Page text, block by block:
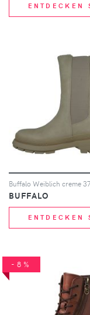
ENTDECKEN
Buffalo Weiblich creme
BUFFALO
ENTDECKEN
-8%